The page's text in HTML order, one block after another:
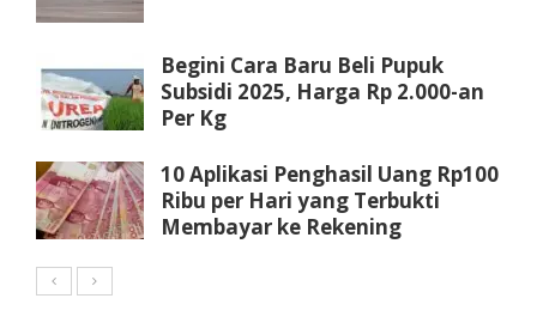
Begini Cara Baru Beli Pupuk
Subsidi 2025, Harga Rp 2.000-an
Per Kg
10 Aplikasi Penghasil Uang Rp100
Ribu per Hari yang Terbukti
Membayar ke Rekening